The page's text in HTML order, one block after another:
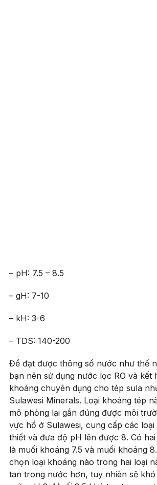
– pH: 7.5 – 8.5
– gH: 7-10
– kH: 3-6
– TDS: 140-200
Để đạt được thông số nước như thế
bạn nên sử dụng nước lọc RO và kết
khoáng chuyên dụng cho tép sula
Sulawesi Minerals. Loại khoáng tép
mô phỏng lại gần đúng được môi
vực hồ ở Sulawesi, cung cấp các
thiết và đưa độ pH lên được 8. Có
là muối khoáng 7.5 và muối khoáng
chọn loại khoáng nào trong hai loại
tan trong nước hơn, tuy nhiên sẽ